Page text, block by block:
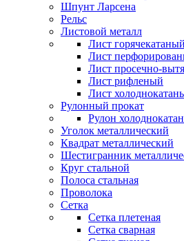
Шпунт Ларсена
Рельс
Листовой металл
Лист горячекатаный
Лист
Лист просечно-
Лист рифленый
Лист
Рулонный прокат
Рулон
Уголок металлический
Квадрат металлический
Шестигранник
Круг стальной
Полоса стальная
Проволока
Сетка
Сетка плетеная
Сетка сварная